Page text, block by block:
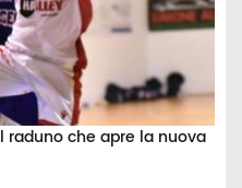
raduno che apre la nuova